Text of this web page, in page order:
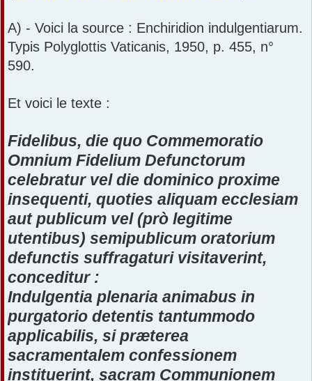
A) - Voici la source : Enchiridion indulgentiarum.
Typis Polyglottis Vaticanis, 1950, p. 455, n°
590.
Et voici le texte :
Fidelibus, die quo Commemoratio
Omnium Fidelium Defunctorum
celebratur vel die dominico proxime
insequenti, quoties aliquam ecclesiam
aut publicum vel (prò legitime
utentibus) semipublicum oratorium
defunctis suffragaturi visitaverint,
conceditur :
Indulgentia plenaria animabus in
purgatorio detentis tantummodo
applicabilis, si præterea
sacramentalem confessionem
instituerint, sacram Communionem